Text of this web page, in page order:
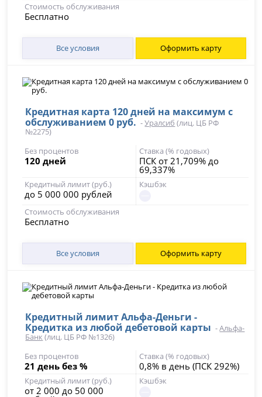
Стоимость обслуживания
Бесплатно
Все условия Оформить карту
Кредитная карта 120 дней на максимум с
обслуживанием 0 руб. -Уралсиб (лиц. ЦБ РФ
№2275)
Без процентов
120 дней
Ставка (% годовых)
ПСК от 21,709% до
69,337%
Кредитный лимит (руб.)
до 5 000 000 рублей
Кэшбэк
Стоимость обслуживания
Бесплатно
Все условия Оформить карту
Кредитный лимит Альфа-Деньги -
Кредитка из любой дебетовой карты -Альфа-
Банк (лиц. ЦБ РФ №1326)
Без процентов
21 день без %
Ставка (% годовых)
0,8% в день (ПСК 292%)
Кредитный лимит (руб.)
от 2 000 до 50 000
Кэшбэк